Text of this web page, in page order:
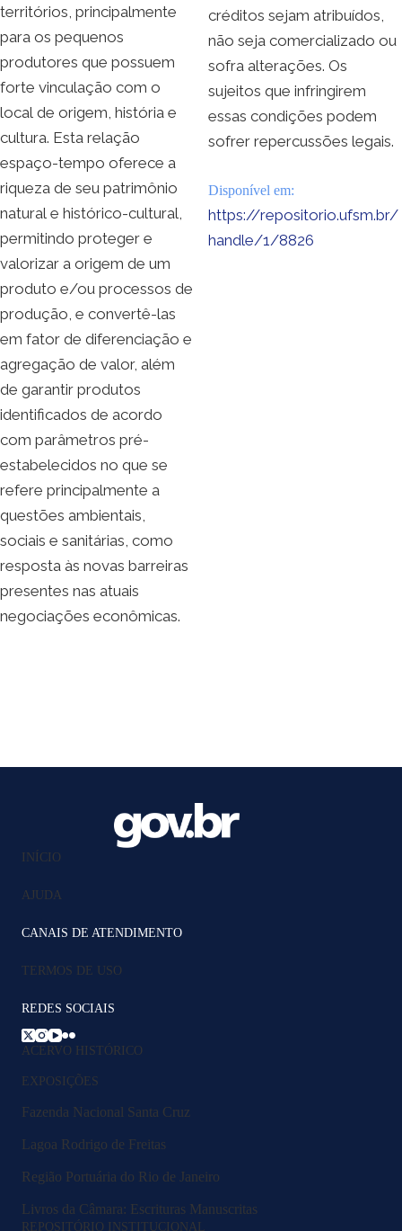
territórios, principalmente
para os pequenos
produtores que possuem
forte vinculação com o
local de origem, história e
cultura. Esta relação
espaço-tempo oferece a
riqueza de seu patrimônio
natural e histórico-cultural,
permitindo proteger e
valorizar a origem de um
produto e/ou processos de
produção, e convertê-las
em fator de diferenciação e
agregação de valor, além
de garantir produtos
identificados de acordo
com parâmetros pré-
estabelecidos no que se
refere principalmente a
questões ambientais,
sociais e sanitárias, como
resposta às novas barreiras
presentes nas atuais
negociações econômicas.
créditos sejam atribuídos,
não seja comercializado ou
sofra alterações. Os
sujeitos que infringirem
essas condições podem
sofrer repercussões legais.
Disponível em:
https://repositorio.ufsm.br/
handle/1/8826
INÍCIO
AJUDA
CANAIS DE ATENDIMENTO
TERMOS DE USO
REDES SOCIAIS
ACERVO HISTÓRICO
EXPOSIÇÕES
Fazenda Nacional Santa Cruz
Lagoa Rodrigo de Freitas
Região Portuária do Rio de Janeiro
Livros da Câmara: Escrituras Manuscritas
REPOSITÓRIO INSTITUCIONAL